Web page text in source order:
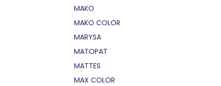
MAKO
MAKO COLOR
MARYSA
MATOPAT
MATTES
MAX COLOR